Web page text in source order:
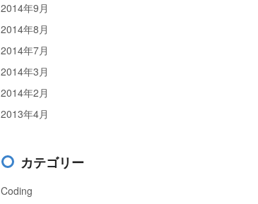
2014年9月
2014年8月
2014年7月
2014年3月
2014年2月
2013年4月
カテゴリー
Coding